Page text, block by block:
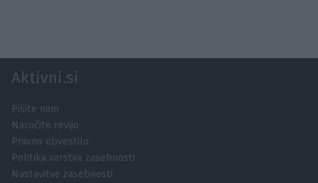
Aktivni.si
Pišite nam
Naročite revijo
Pravno obvestilo
Politika varstva zasebnosti
Nastavitve zasebnosti